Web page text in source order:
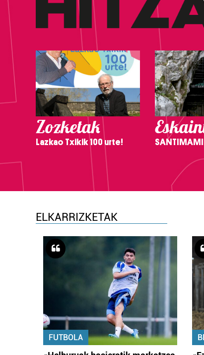
Zozketak
Lazkao Txikik 100 urte!
ELKARRIZKETAK
FUTBOLA